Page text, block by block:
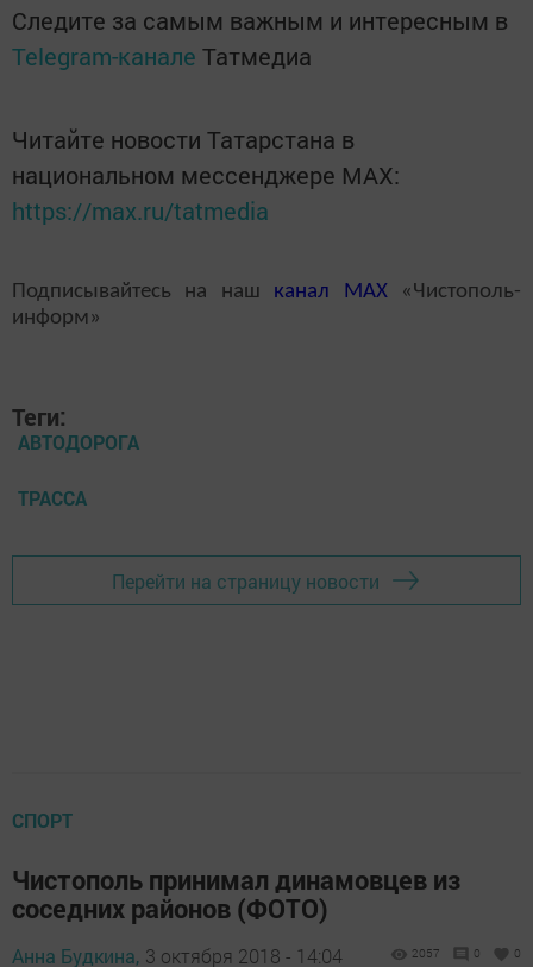
Следите за самым важным и интересным в
Telegram-канале Татмедиа
Читайте новости Татарстана в
национальном мессенджере MАХ:
https://max.ru/tatmedia
Подписывайтесь на наш канал MAX«Чистополь-
информ»
Теги:
АВТОДОРОГА
ТРАССА
Перейти на страницу новости
СПОРТ
Чистополь принимал динамовцев из
соседних районов (ФОТО)
Анна Будкина, 3 октября 2018 - 14:04 2057 0 0